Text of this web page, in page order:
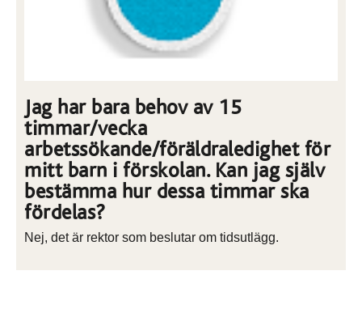
Jag har bara behov av 15
timmar/vecka
arbetssökande/föräldraledighet för
mitt barn i förskolan. Kan jag själv
bestämma hur dessa timmar ska
fördelas?
Nej, det är rektor som beslutar om tidsutlägg.